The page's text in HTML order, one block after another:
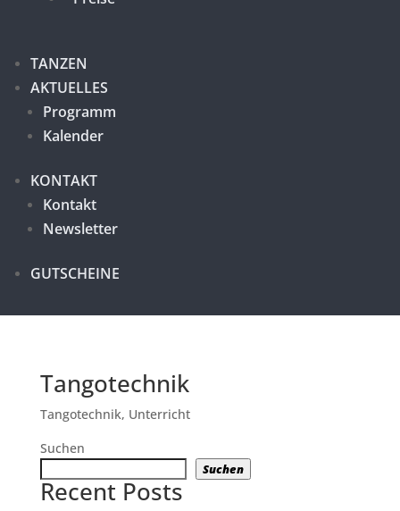
TANZEN
AKTUELLES
Programm
Kalender
KONTAKT
Kontakt
Newsletter
GUTSCHEINE
Tangotechnik
Tangotechnik, Unterricht
Suchen
Suchen
Recent Posts